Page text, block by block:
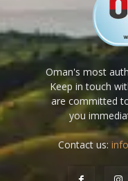
Oman's most
Keep in touch
are committed
you
Contact us: